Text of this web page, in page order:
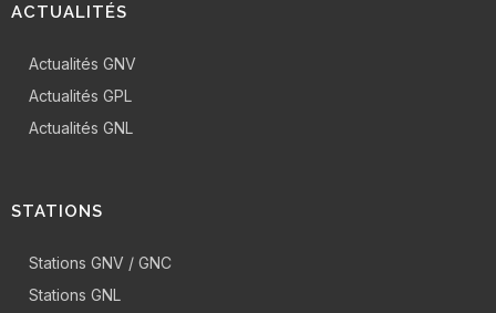
ACTUALITÉS
Actualités GNV
Actualités GPL
Actualités GNL
STATIONS
Stations GNV / GNC
Stations GNL